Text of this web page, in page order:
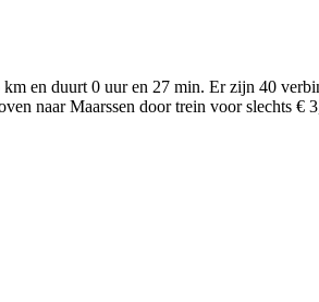
en duurt 0 uur en 27 min. Er zijn 40
naar Maarssen door trein voor slechts €